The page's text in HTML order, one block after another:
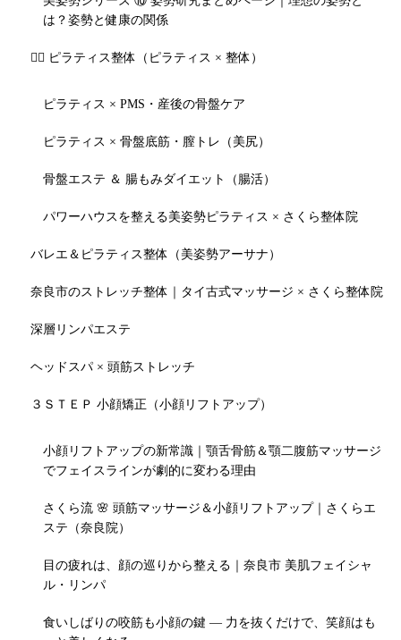
は？姿勢と健康の関係
🧘‍♀️ ピラティス整体（ピラティス × 整体）
ピラティス × PMS・産後の骨盤ケア
ピラティス × 骨盤底筋・膣トレ（美尻）
骨盤エステ ＆ 腸もみダイエット（腸活）
パワーハウスを整える美姿勢ピラティス × さくら整体院
バレエ＆ピラティス整体（美姿勢アーサナ）
奈良市のストレッチ整体｜タイ古式マッサージ × さくら整体院
深層リンパエステ
ヘッドスパ × 頭筋ストレッチ
３ＳＴＥＰ 小顔矯正（小顔リフトアップ）
小顔リフトアップの新常識｜顎舌骨筋＆顎二腹筋マッサージ
でフェイスラインが劇的に変わる理由
さくら流 🌸 頭筋マッサージ＆小顔リフトアップ｜さくらエ
ステ（奈良院）
目の疲れは、顔の巡りから整える｜奈良市 美肌フェイシャ
ル・リンパ
食いしばりの咬筋も小顔の鍵 — 力を抜くだけで、笑顔はも